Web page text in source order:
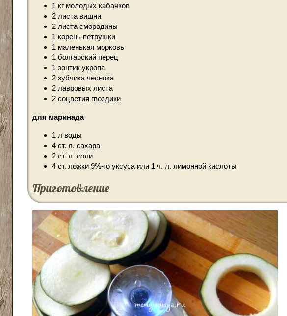
1 кг молодых кабачков
2 листа вишни
2 листа смородины
1 корень петрушки
1 маленькая морковь
1 болгарский перец
1 зонтик укропа
2 зубчика чеснока
2 лавровых листа
2 соцветия гвоздики
для маринада
1 л воды
4 ст. л. сахара
2 ст. л. соли
4 ст. ложки 9%-го уксуса или 1 ч. л. лимонной кислоты
Приготовление